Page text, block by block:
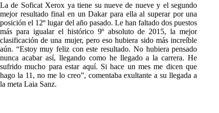
La de Soficat Xerox ya tiene su nueve de nueve y el segundo
mejor resultado final en un Dakar para ella al superar por una
posición el 12º lugar del año pasado. Le han faltado dos puestos
más para igualar el histórico 9º absoluto de 2015, la mejor
clasificación de una mujer, pero eso hubiera sido más increíble
aún. “Estoy muy feliz con este resultado. No hubiera pensado
nunca acabar así, llegando como he llegado a la carrera. He
sufrido mucho para estar aquí. Si hace un mes me dicen que
hago la 11, no me lo creo”, comentaba exultante a su llegada a
la meta Laia Sanz.